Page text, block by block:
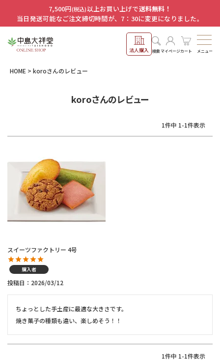
7,500円(税込)以上お買い上げで送料無料！
当日発送可能なご注文締切時間が、7：30に変更になりました。
法人購入 検索マイページカート メニュー
HOME koroさんのレビュー
koroさんのレビュー
1件中 1-1件表示
スイーツファクトリー 4号
購入者
投稿日 2026/03/12
ちょっとした手土産に最適な大きさです。
焼き菓子の種類も違い、楽しめそう！！
1件中 1-1件表示